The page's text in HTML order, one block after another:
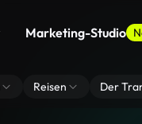
Marketing-Studio
Reisen Der